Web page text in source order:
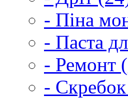
- Піна
- Паста
- Ремонт
-